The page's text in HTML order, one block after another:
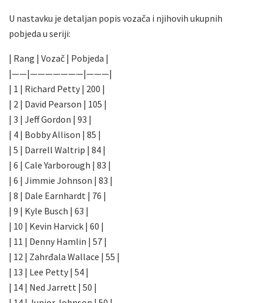
U nastavku je detaljan popis vozača i njihovih ukupnih
pobjeda u seriji:
| Rang | Vozač | Pobjeda |
|——|———————|———|
| 1 | Richard Petty | 200 |
| 2 | David Pearson | 105 |
| 3 | Jeff Gordon | 93 |
| 4 | Bobby Allison | 85 |
| 5 | Darrell Waltrip | 84 |
| 6 | Cale Yarborough | 83 |
| 6 | Jimmie Johnson | 83 |
| 8 | Dale Earnhardt | 76 |
| 9 | Kyle Busch | 63 |
| 10 | Kevin Harvick | 60 |
| 11 | Denny Hamlin | 57 |
| 12 | Zahrđala Wallace | 55 |
| 13 | Lee Petty | 54 |
| 14 | Ned Jarrett | 50 |